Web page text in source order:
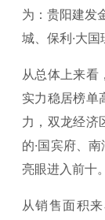
为：贵阳建发
城、保利·大国
从总体上来看
实力稳居榜单
力，双龙经济
的·国宾府、
亮眼进入前十。
从销售面积